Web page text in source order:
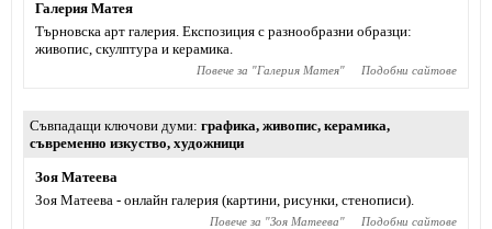
Галерия Матея
Търновска арт галерия. Експозиция с разнообразни образци:
живопис, скулптура и керамика.
Повече за "Галерия Матея" Подобни сайтове
Съвпадащи ключови думи графика, живопис, керамика,
съвременно изкуство, художници
Зоя Матеева
Зоя Матеева - онлайн галерия (картини, рисунки, стенописи).
Повече за "Зоя Матеева" Подобни сайтове